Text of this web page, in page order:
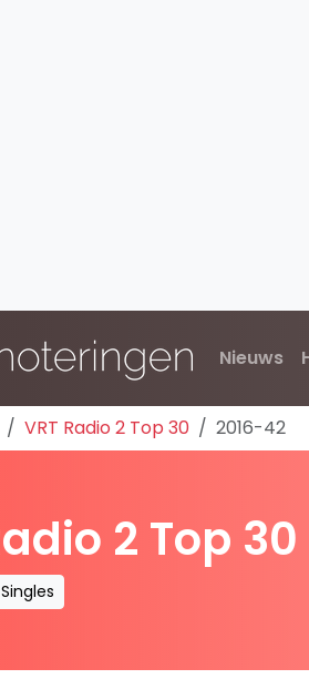
Nieuws
VRT Radio 2 Top 30 2016-42
2 Top 30
Singles